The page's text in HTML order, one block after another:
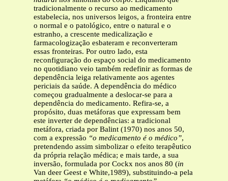
tradicionalmente o recurso ao medicamento
estabelecia, nos universos leigos, a fronteira entre
o normal e o patológico, entre o natural e o
estranho, a crescente medicalização e
farmacologização esbateram e reconverteram
essas fronteiras. Por outro lado, esta
reconfiguração do espaço social do medicamento
no quotidiano veio também redefinir as formas de
dependência leiga relativamente aos agentes
periciais da saúde. A dependência do médico
começou gradualmente a deslocar-se para a
dependência do medicamento. Refira-se, a
propósito, duas metáforas que expressam bem
este inverter de dependências: a tradicional
metáfora, criada por Balint (1970) nos anos 50,
com a expressão “o medicamento é o médico”,
pretendendo assim simbolizar o efeito terapêutico
da própria relação médica; e mais tarde, a sua
inversão, formulada por Cockx nos anos 80 (in
Van deer Geest e White,1989), substituindo-a pela